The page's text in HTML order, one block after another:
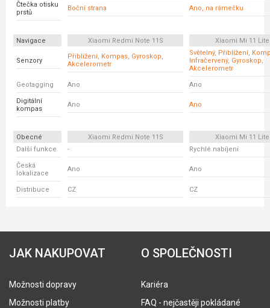
Čtečka otisku
prstů
Boční strana Ano, na rámečku
Navigace Xiaomi Redmi Note 11S Xiaomi Mi 11 Lite
Senzory
Přiblížení, Kompas, Gyroskop,
Akcelerometr
Světelný, Přiblížení,
Infračervený, Gyroskop,
Akcelerometr
Geotagging Ano Ano
Digitální
kompas
Ano Ano
Obecné Xiaomi Redmi Note 11S
Xiaomi Mi 11 Lite
Další funkce
- Rychlé nabíjení
Česká
lokalizace
Ano Ano
Distribuce CZ CZ
JAK NAKUPOVAT
Možnosti dopravy
Možnosti platby
O SPOLEČNOSTI
Kariéra
FAQ - nejčastěji pokládané